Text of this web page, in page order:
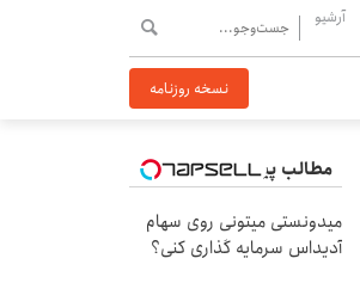
آرشیو
نسخه روزنامه
مطالب پیشنهادی
میدونستی میتونی روی سهام
آدیداس سرمایه گذاری کنی؟